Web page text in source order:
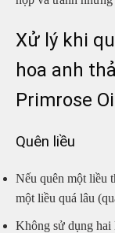
Xử lý khi
hoa anh
Primrose
Quên liều
Nếu quên một liều
một liều quá lâu
Không sử dụng hai